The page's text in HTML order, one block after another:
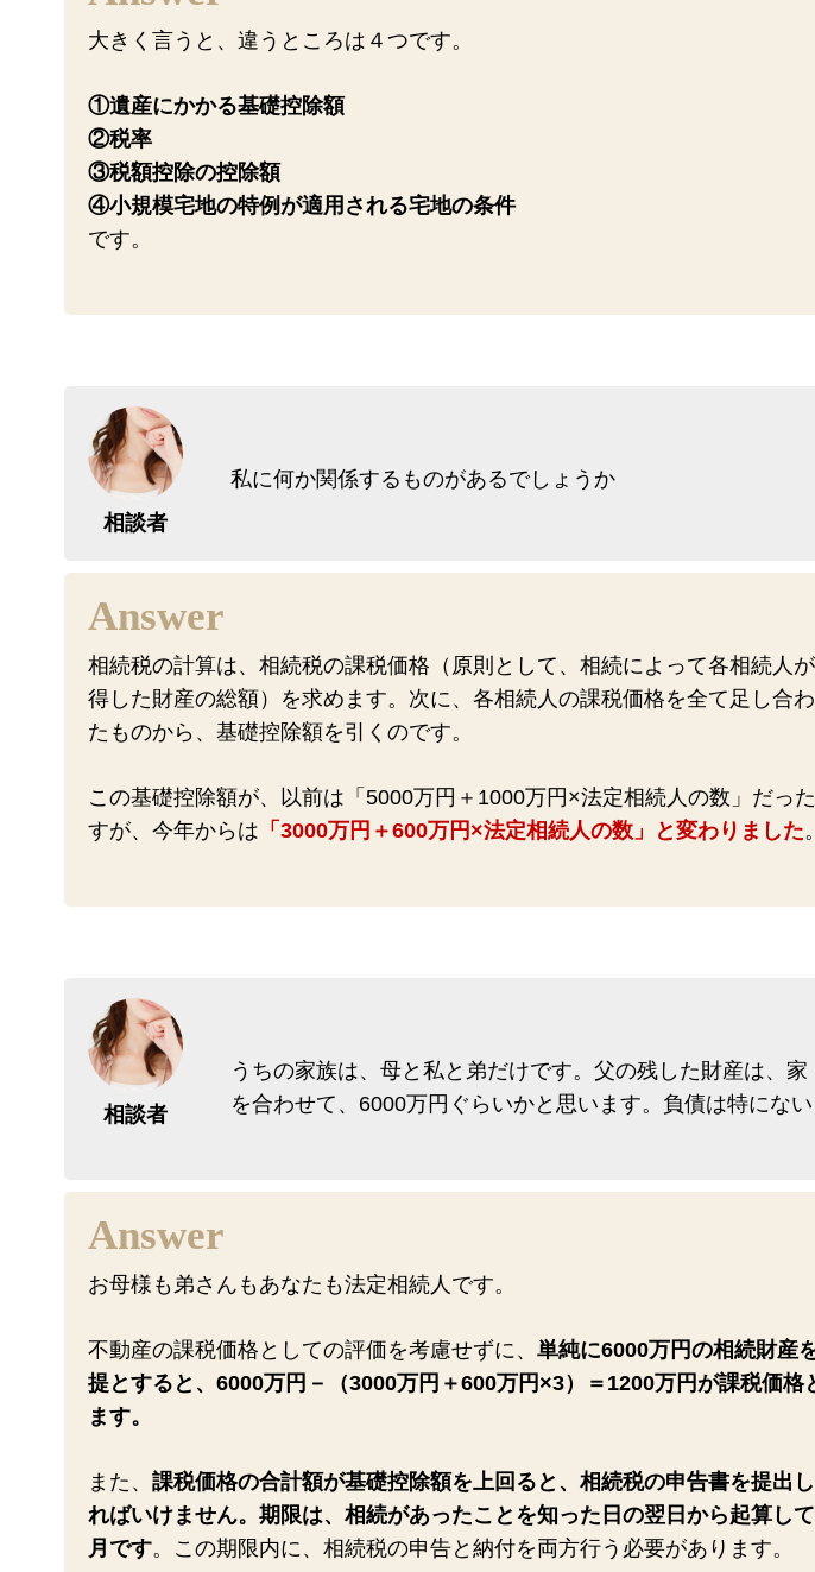
大きく言うと、違うところは４つです。
①遺産にかかる基礎控除額
②税率
③税額控除の控除額
④小規模宅地の特例が適用される宅地の条件
です。
相談者
私に何か関係するものがあるでしょうか
相続税の計算は、相続税の課税価格（原則として、相続によって各相続人
得した財産の総額）を求めます。次に、各相続人の課税価格を全て足し合
たものから、基礎控除額を引くのです。
この基礎控除額が、以前は「5000万円＋1000万円×法定相続人の数」だっ
すが、今年からは 「3000万円＋600万円×法定相続人の数」と変わりました。
相談者
うちの家族は、母と私と弟だけです。父の残した財産は、
を合わせて、6000万円ぐらいかと思います。負債は特にない
お母様も弟さんもあなたも法定相続人です。
不動産の課税価格としての評価を考慮せずに、 単純に6000万円の相続財産
提とすると、6000万円－（3000万円＋600万円×3）＝1200万円が課税価格
ます。
また、 課税価格の合計額が基礎控除額を上回ると、相続税の申告書を提出
ればいけません。期限は、相続があったことを知った日の翌日から起算し
月です。この期限内に、相続税の申告と納付を両方行う必要があります。